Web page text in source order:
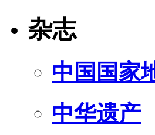
杂志
中国国家
中华遗产